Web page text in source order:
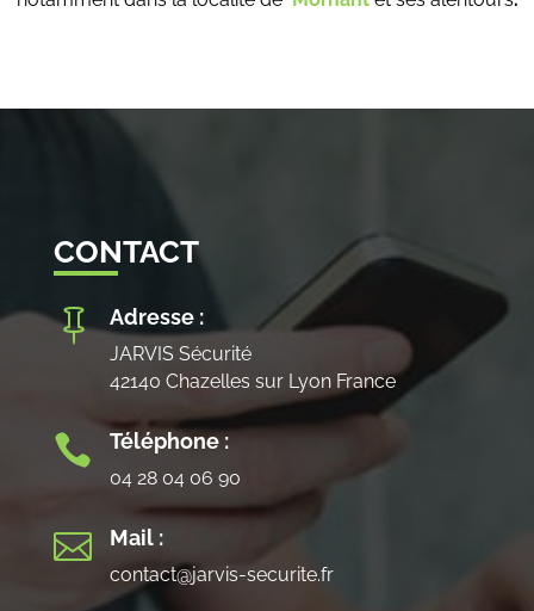
CONTACT
 Adresse :
JARVIS Sécurité
42140 Chazelles sur Lyon France
 Téléphone :
04 28 04 06 90
 Mail :
contact@jarvis-securite.fr